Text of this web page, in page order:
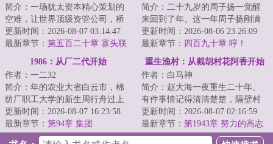
简介：一场犹太资本精心策划的
空难，让世界顶级资管公司，桥
水基金的经理张扬意外重回年。
这一年，次贷危...
更新时间：2026-08-07 03:14:47
最新章节： 第五百二十章 寡头联
手套绞索，张扬匹配资本队友
简介：二十九岁的周子扬一觉醒
来回到了年。这一年周子扬刚满
十八岁，在县一中高三一班就
读。这一年的夏天...
更新时间：2026-08-06 23:26:09
最新章节： 四百九十章 哼！
1986：从厂二代开始
作者：一二32
简介：年的农业大省白云市，棉
纺厂职工大学的新生周行舟过上
了别人羡慕不来的美好生活。若
干年后有人问：...
更新时间：2026-08-07 16:23:58
最新章节： 第94章 集团
重生渔村：从截胡村花阿香开始
作者：白马神
简介：赵大海一夜重生二十年。
有件事情记得清清楚楚，隔壁村
的村花阿香，贤良淑德，持家有
道育儿有方，三...
更新时间：2026-08-07 02:16:59
最新章节： 第1943章 努力的高志
成？